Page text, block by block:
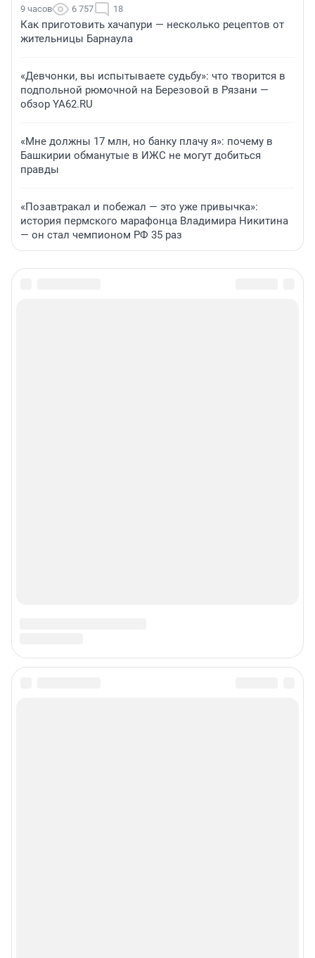
9 часов 6 757 18
Как приготовить хачапури — несколько рецептов от
жительницы Барнаула
«Девчонки, вы испытываете судьбу»: что творится в
подпольной рюмочной на Березовой в Рязани —
обзор YA62.RU
«Мне должны 17 млн, но банку плачу я»: почему в
Башкирии обманутые в ИЖС не могут добиться
правды
«Позавтракал и побежал — это уже привычка»:
история пермского марафонца Владимира Никитина
— он стал чемпионом РФ 35 раз